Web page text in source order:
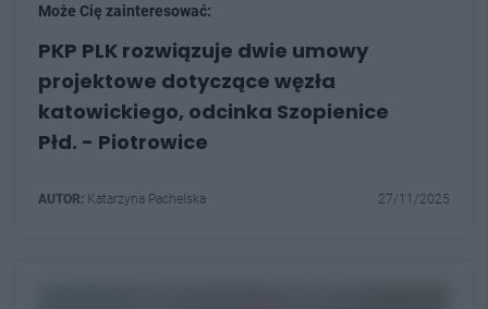
Może Cię zainteresować:
PKP PLK rozwiązuje dwie umowy
projektowe dotyczące węzła
katowickiego, odcinka Szopienice
Płd. - Piotrowice
AUTOR: Katarzyna Pachelska 27/11/2025